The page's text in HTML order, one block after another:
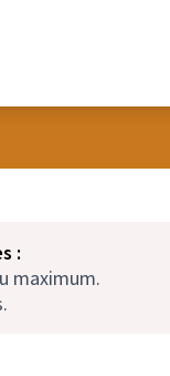
:
maximum.